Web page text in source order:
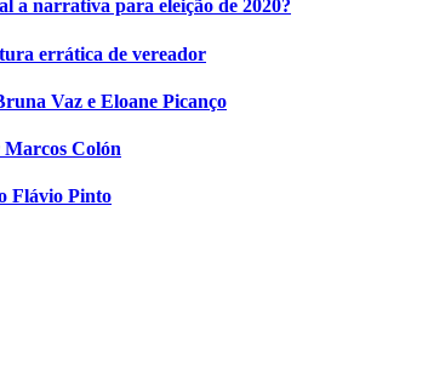
a narrativa para eleição de 2020?
errática de vereador
Vaz e Eloane Picanço
Marcos Colón
Flávio Pinto